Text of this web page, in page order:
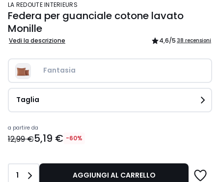
LA REDOUTE INTERIEURS
Federa per guanciale cotone lavato
Monille
Vedi la descrizione 4,6/5 38 recensioni
Fantasia
Taglia
Prezzo
a
a partire da
12,99 €5,19 € -60%
Quantità
1 AGGIUNGI AL CARRELLO